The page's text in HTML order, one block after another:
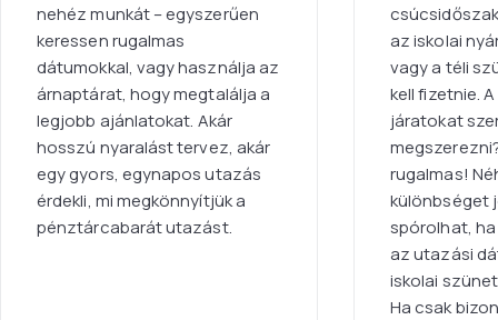
nehéz munkát – egyszerűen
keressen rugalmas
dátumokkal, vagy használja az
árnaptárat, hogy megtalálja a
legjobb ajánlatokat. Akár
hosszú nyaralást tervez, akár
egy gyors, egynapos utazás
érdekli, mi megkönnyítjük a
pénztárcabarát utazást.
az iskolai
vagy a téli
kell fizetnie.
járatokat
rugalmas!
különbséget
spórolhat,
az utazási
iskolai
Ha csak